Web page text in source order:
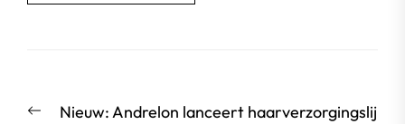
VorigeNieuw: Andrelon lanceert haarverzorgingslij